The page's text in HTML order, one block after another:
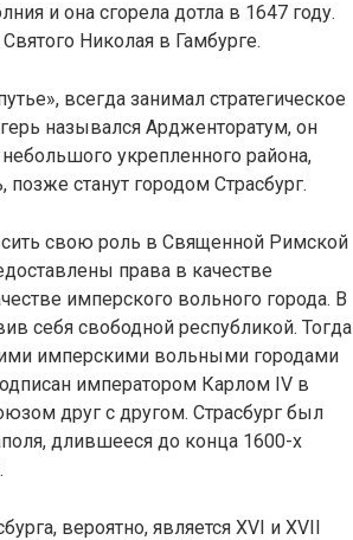
и она сгорела дотла в 1647 году.
Николая в Гамбурге.
всегда занимал стратегическое
назывался Ардженторатум, он
укрепленного района,
станут городом Страсбург.
свою роль в Священной Римской
права в качестве
имперского вольного города. В
себя свободной республикой. Тогда
имперскими вольными городами
императором Карлом IV в
друг с другом. Страсбург был
длившееся до конца 1600-х
вероятно, является XVI и XVII